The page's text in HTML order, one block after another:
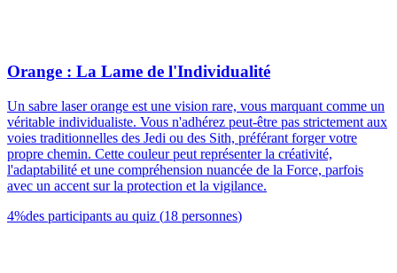
Orange : La Lame de l'Individualité
Un sabre laser orange est une vision rare, vous marquant comme un
véritable individualiste. Vous n'adhérez peut-être pas strictement aux
voies traditionnelles des Jedi ou des Sith, préférant forger votre
propre chemin. Cette couleur peut représenter la créativité,
l'adaptabilité et une compréhension nuancée de la Force, parfois
avec un accent sur la protection et la vigilance.
4%des participants au quiz (18 personnes)